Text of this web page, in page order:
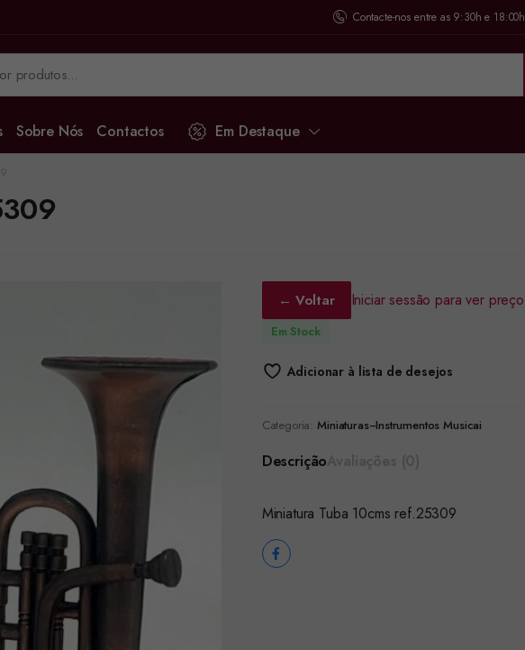
Contacte-nos entre as 9:30h e 18:00h
Sobre Nós Contactos Em Destaque
← Voltar Iniciar sessão para ver preço
Em Stock
Adicionar à lista de desejos
Categoria: Miniaturas--Instrumentos Musicai
Descrição
Miniatura Tuba 10cms ref.25309